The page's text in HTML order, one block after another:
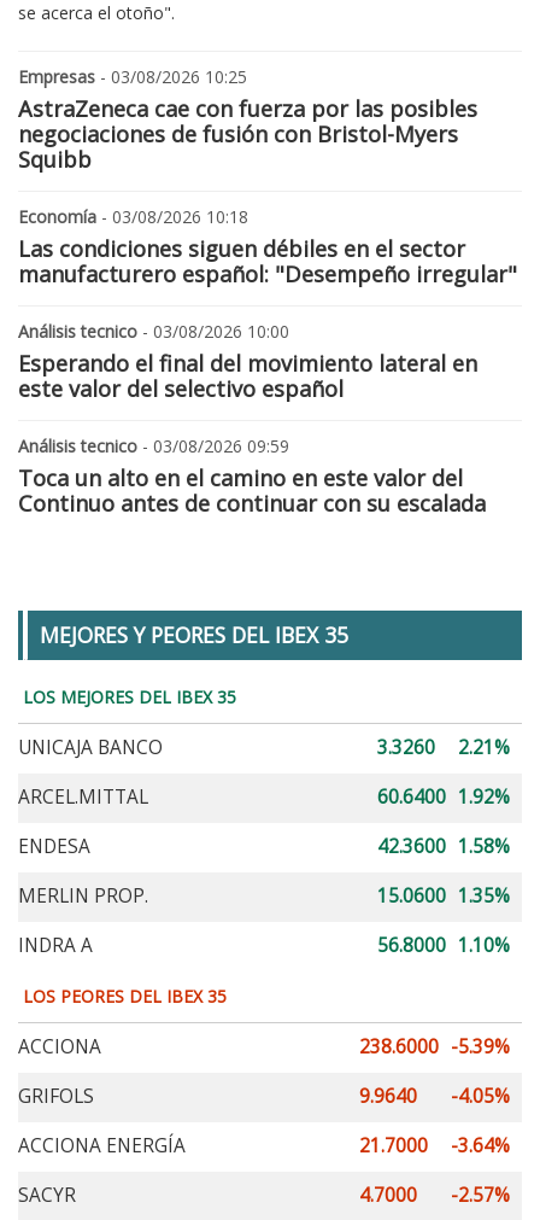
se acerca el otoño".
Empresas - 03/08/2026 10:25
AstraZeneca cae con fuerza por las posibles
negociaciones de fusión con Bristol-Myers
Squibb
Economía - 03/08/2026 10:18
Las condiciones siguen débiles en el sector
manufacturero español: "Desempeño irregular"
Análisis tecnico - 03/08/2026 10:00
Esperando el final del movimiento lateral en
este valor del selectivo español
Análisis tecnico - 03/08/2026 09:59
Toca un alto en el camino en este valor del
Continuo antes de continuar con su escalada
MEJORES Y PEORES DEL IBEX 35
LOS MEJORES DEL IBEX 35
UNICAJA BANCO 3.3260
2.21%
ARCEL.MITTAL
60.6400 1.92%
ENDESA
42.3600 1.58%
MERLIN PROP.
15.0600 1.35%
INDRA A
56.8000 1.10%
LOS PEORES DEL IBEX 35
ACCIONA 238.6000 -5.39%
GRIFOLS
9.9640
-4.05%
ACCIONA ENERGÍA
21.7000
-3.64%
SACYR
4.7000
-2.57%